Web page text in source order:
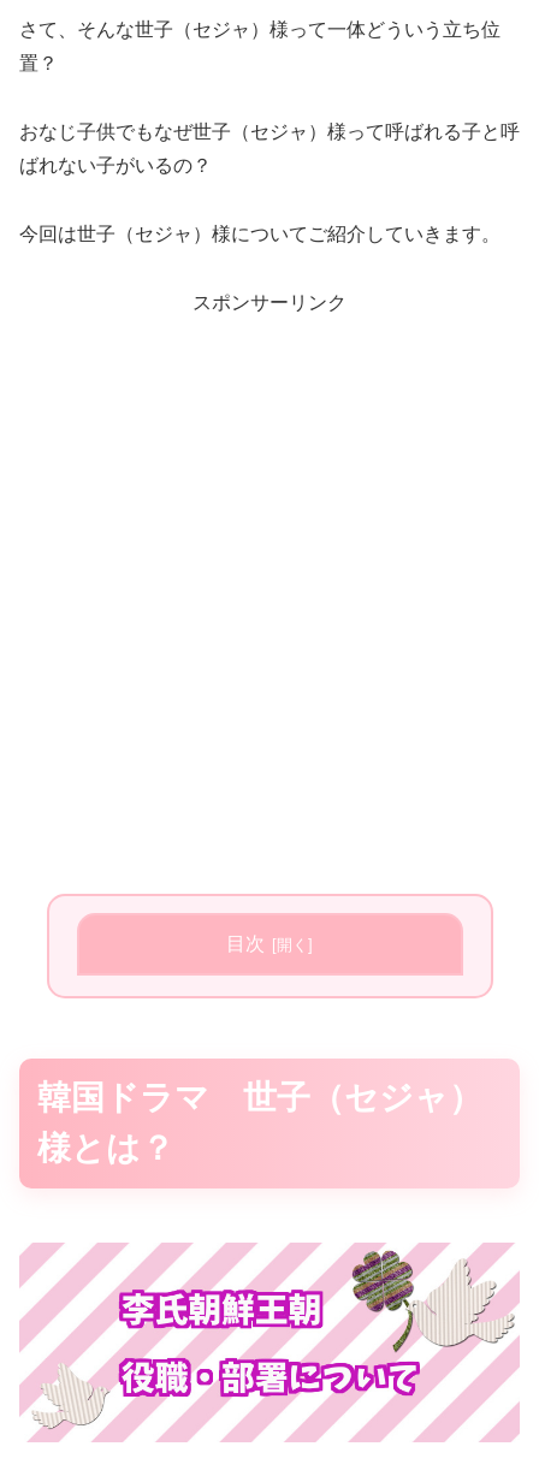
さて、そんな世子（セジャ）様って一体どういう立ち位
置？
おなじ子供でもなぜ世子（セジャ）様って呼ばれる子と呼
ばれない子がいるの？
今回は世子（セジャ）様についてご紹介していきます。
スポンサーリンク
目次
韓国ドラマ 世子（セジャ）
様とは？